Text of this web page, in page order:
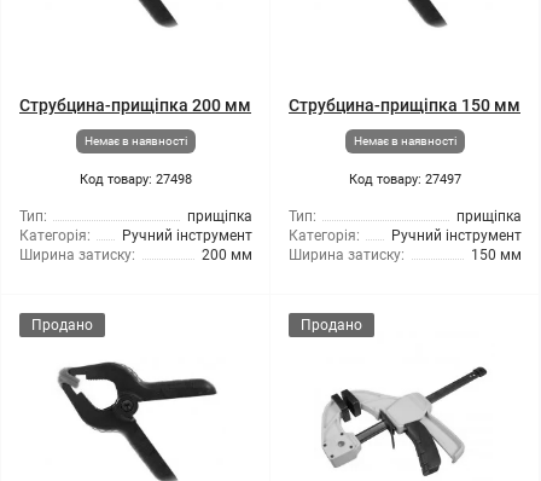
Струбцина-прищіпка 200 мм
Немає в наявності
Код товару: 27498
Тип:
прищіпка
Категорія:
Ручний інструмент
Ширина затиску:
200 мм
Струбцина-прищіпка 150 мм
Немає в наявності
Код товару: 27497
Тип:
прищіпка
Категорія:
Ручний інструмент
Ширина затиску:
150 мм
Продано Продано